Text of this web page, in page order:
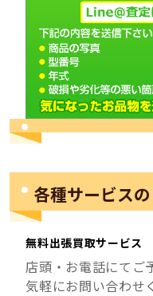
各種サービス
無料出張買取サービス
店頭・お電話にてご
気軽にお問い合わせ